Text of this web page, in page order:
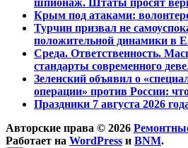
шпионаж. Штаты просят
Крым под атаками:
Турчин призвал не
положительной динамики в
Среда. Ответственность.
стандарты современного
Зеленский объявил о
операции» против России:
Праздники 7 августа 2026
Авторские права © 2026
Работает на WordPress и BNM.